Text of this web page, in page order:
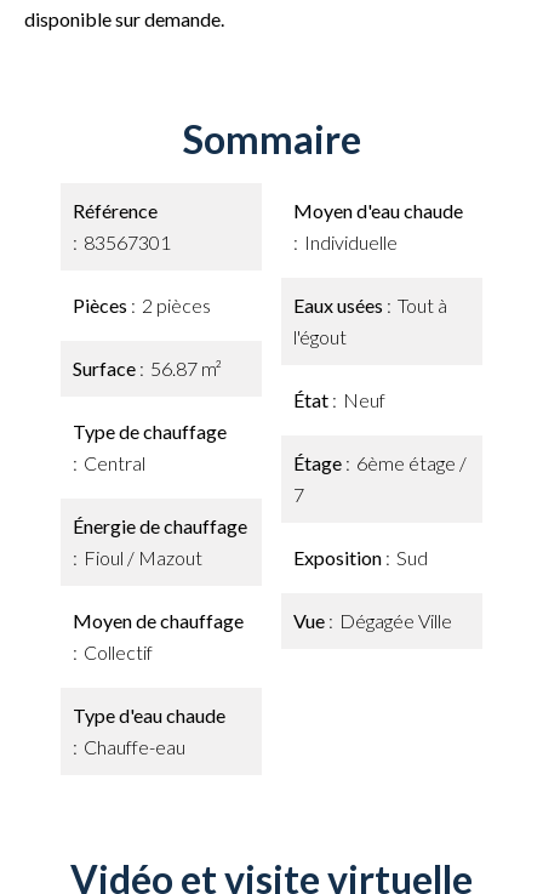
disponible sur demande.
Sommaire
Référence
83567301
Pièces 2 pièces
Surface 56.87 m²
Type de chauffage
Central
Énergie de chauffage
Fioul / Mazout
Moyen de chauffage
Collectif
Type d'eau chaude
Chauffe-eau
Moyen d'eau chaude
Individuelle
Eaux usées
Tout à
l'égout
État Neuf
Étage
6ème étage /
7
Exposition Sud
Vue Dégagée Ville
Vidéo et visite virtuelle